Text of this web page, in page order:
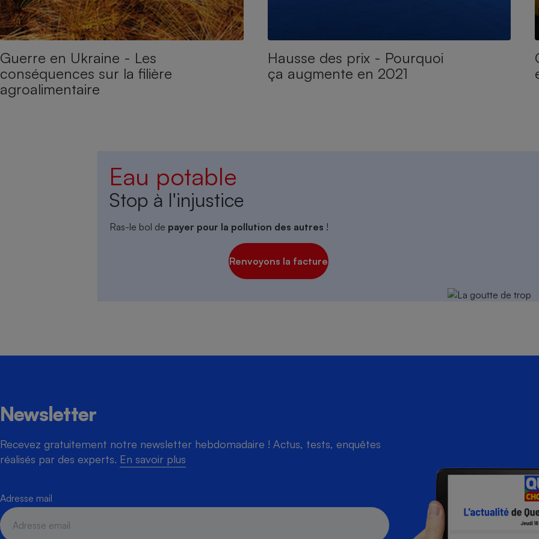
Guerre en Ukraine - Les
conséquences sur la filière
agroalimentaire
Hausse des prix - Pourquoi
ça augmente en 2021
Eau potable
Stop à l'injustice
Ras-le bol de payer pour la pollution des autres !
Renvoyons la facture
Newsletter
Recevez gratuitement notre newsletter hebdomadaire ! Actus, tests, enquêtes
réalisés par des experts. En savoir plus
Adresse mail